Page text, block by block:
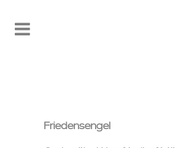
Friedensengel